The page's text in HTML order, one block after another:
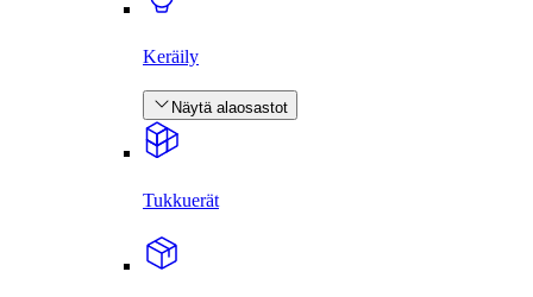
Keräily
Näytä alaosastot
Tukkuerät